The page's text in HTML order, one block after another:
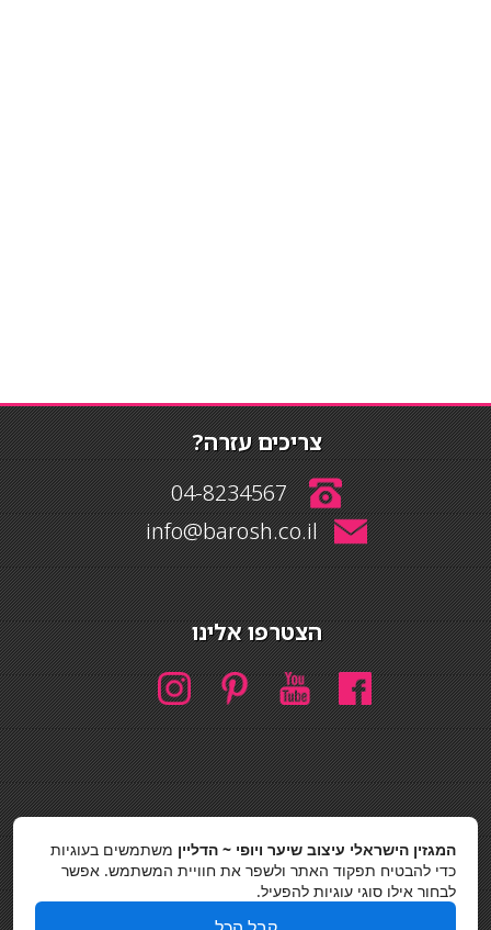
צריכים עזרה?
04-8234567
info@barosh.co.il
הצטרפו אלינו
חיפוש
חיפוש
כסאות בר
המגזין הישראלי עיצוב שיער ויופי ~ הדליין משתמשים בעוגיות
כדי להבטיח תפקוד האתר ולשפר את חוויית המשתמש. אפשר
לבחור אילו סוגי עוגיות להפעיל.